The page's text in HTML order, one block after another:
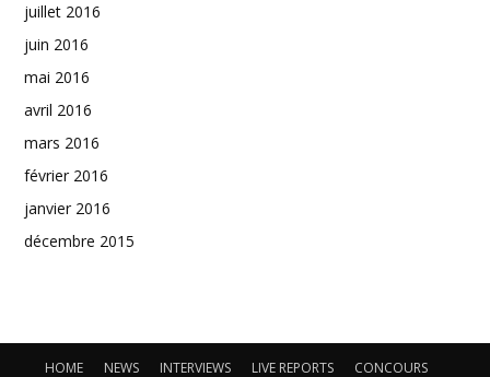
juillet 2016
juin 2016
mai 2016
avril 2016
mars 2016
février 2016
janvier 2016
décembre 2015
HOME NEWS INTERVIEWS LIVE REPORTS CONCOURS